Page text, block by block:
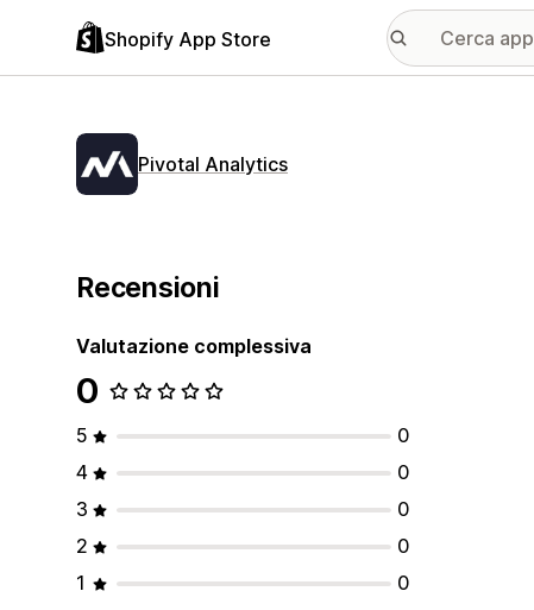
Shopify App Store
Pivotal Analytics
Recensioni
Valutazione complessiva
0
5
0
4
0
3
0
2
0
1
0